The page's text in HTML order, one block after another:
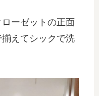
ーゼットの正面
えてシックで洗